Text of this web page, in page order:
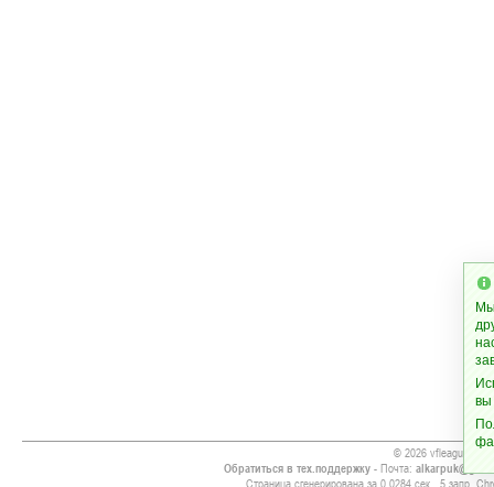
© 2026 vfleague.info
Обратиться в тех.поддержку- Почта:
вы